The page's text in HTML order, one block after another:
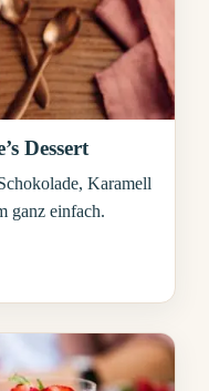
Dessert
Karamell
ganz einfach.